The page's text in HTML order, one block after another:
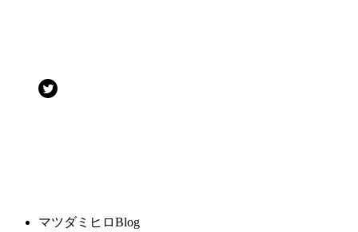
マツダミヒロBlog